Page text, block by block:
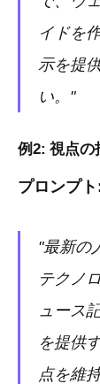
イドを
示を提
い。"
例2: 視点の
プロンプ
"最新の
テクノ
ュース
を提供
点を維